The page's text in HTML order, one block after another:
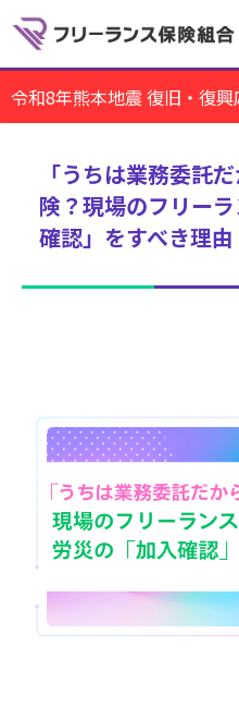
令和8年熊本地震 復旧・復
「うちは業務委託
険？現場のフリー
確認」をすべき理由